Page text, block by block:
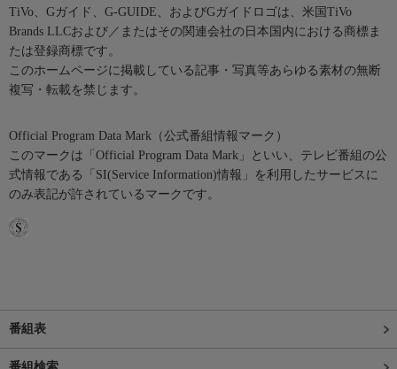
TiVo、Gガイド、G-GUIDE、およびGガイドロゴは、米国TiVo
Brands LLCおよび／またはその関連会社の日本国内における商標ま
たは登録商標です。
このホームページに掲載している記事・写真等あらゆる素材の無断
複写・転載を禁じます。
Official Program Data Mark（公式番組情報マーク）
このマークは「Official Program Data Mark」といい、テレビ番組の公
式情報である「SI(Service Information)情報」を利用したサービスに
のみ表記が許されているマークです。
番組表